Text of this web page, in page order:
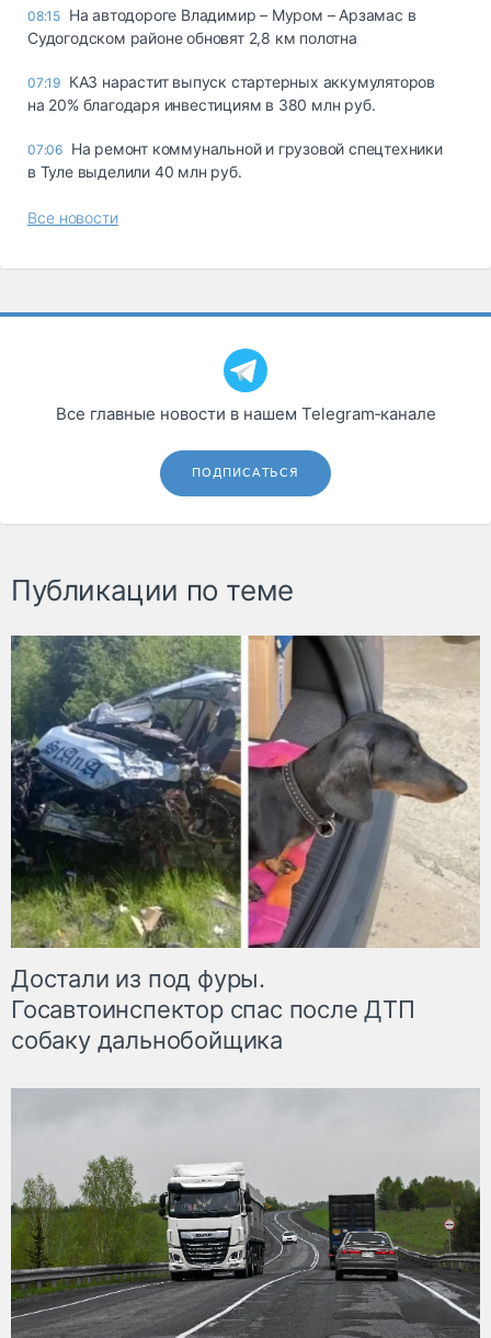
08:15 На автодороге Владимир – Муром – Арзамас в
Судогодском районе обновят 2,8 км полотна
07:19 КАЗ нарастит выпуск стартерных аккумуляторов
на 20% благодаря инвестициям в 380 млн руб.
07:06 На ремонт коммунальной и грузовой спецтехники
в Туле выделили 40 млн руб.
Все новости
Все главные новости в нашем Telegram‑канале
ПОДПИСАТЬСЯ
Публикации по теме
Достали из под фуры.
Госавтоинспектор спас после ДТП
собаку дальнобойщика